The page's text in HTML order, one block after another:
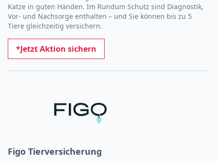
Katze in guten Händen. Im Rundum Schutz sind Diagnostik,
Vor- und Nachsorge enthalten – und Sie können bis zu 5
Tiere gleichzeitig versichern.
*Jetzt Aktion sichern
Figo Tierversicherung